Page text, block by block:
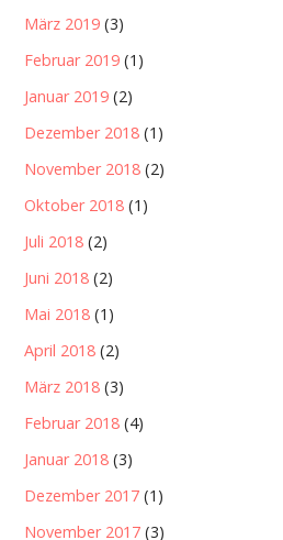
März 2019 (3)
Februar 2019 (1)
Januar 2019 (2)
Dezember 2018 (1)
November 2018 (2)
Oktober 2018 (1)
Juli 2018 (2)
Juni 2018 (2)
Mai 2018 (1)
April 2018 (2)
März 2018 (3)
Februar 2018 (4)
Januar 2018 (3)
Dezember 2017 (1)
November 2017 (3)